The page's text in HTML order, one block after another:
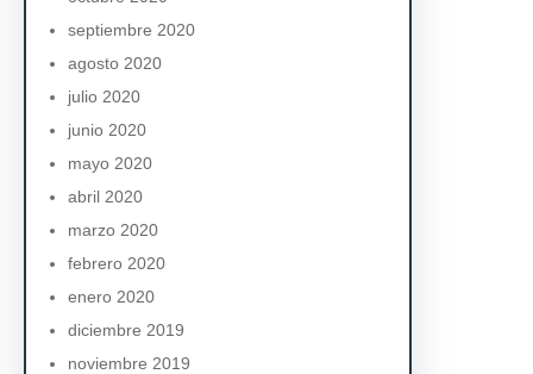
septiembre 2020
agosto 2020
julio 2020
junio 2020
mayo 2020
abril 2020
marzo 2020
febrero 2020
enero 2020
diciembre 2019
noviembre 2019